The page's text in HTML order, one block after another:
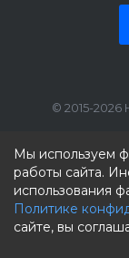
© 2015-2026
Мы используем
работы сайта.
использования
Политике
сайте, вы